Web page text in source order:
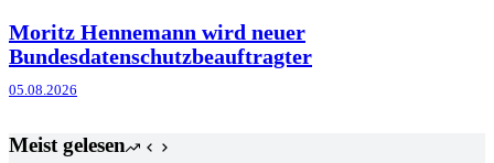
Moritz Hennemann wird neuer
Bundesdatenschutzbeauftragter
05.08.2026
Meist gelesen